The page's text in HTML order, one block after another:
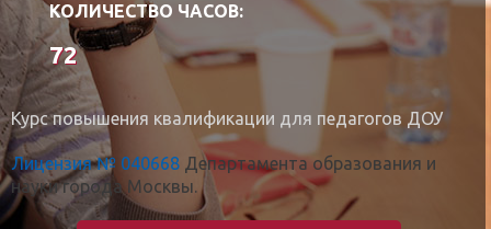
КОЛИЧЕСТВО ЧАСОВ:
72
Курс повышения квалификации для педагогов ДОУ
Лицензия № 040668 Департамента образования и
науки города Москвы.